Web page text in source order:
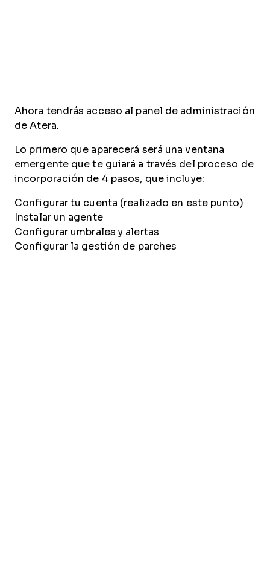
Ahora tendrás acceso al panel de administración
de Atera.
Lo primero que aparecerá será una ventana
emergente que te guiará a través del proceso de
incorporación de 4 pasos, que incluye:
Configurar tu cuenta (realizado en este punto)
Instalar un agente
Configurar umbrales y alertas
Configurar la gestión de parches